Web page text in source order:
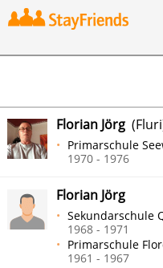
Suchen
Florian Jörg
Primarschule
1970 - 1976
Florian Jörg
Sekundarschule
1968 - 1971
Primarschule
1961 - 1967